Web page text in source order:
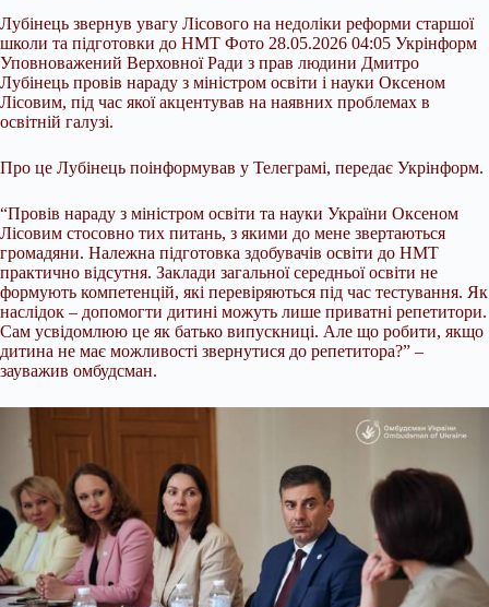
Лубінець звернув увагу Лісового на недоліки реформи старшої
школи та підготовки до НМТ Фото 28.05.2026 04:05 Укрінформ
Уповноважений Верховної Ради з прав людини Дмитро
Лубінець провів нараду з міністром освіти і науки Оксеном
Лісовим, під час якої акцентував на наявних проблемах в
освітній галузі.
Про це Лубінець поінформував у Телеграмі, передає Укрінформ.
“Провів нараду з міністром освіти та науки України Оксеном
Лісовим стосовно тих питань, з якими до мене звертаються
громадяни. Належна підготовка здобувачів освіти до НМТ
практично відсутня. Заклади загальної середньої освіти не
формують компетенцій, які перевіряються під час тестування. Як
наслідок – допомогти дитині можуть лише приватні репетитори.
Сам усвідомлюю це як батько випускниці. Але що робити, якщо
дитина не має можливості звернутися до репетитора?” –
зауважив омбудсман.